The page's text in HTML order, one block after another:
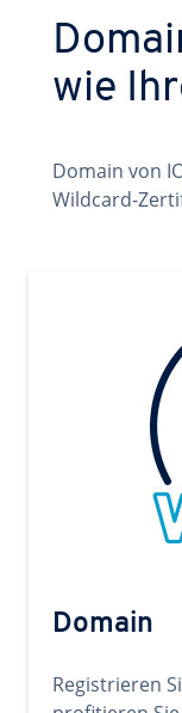
wie
Domain von
Wildcard-
Domain
Registrieren